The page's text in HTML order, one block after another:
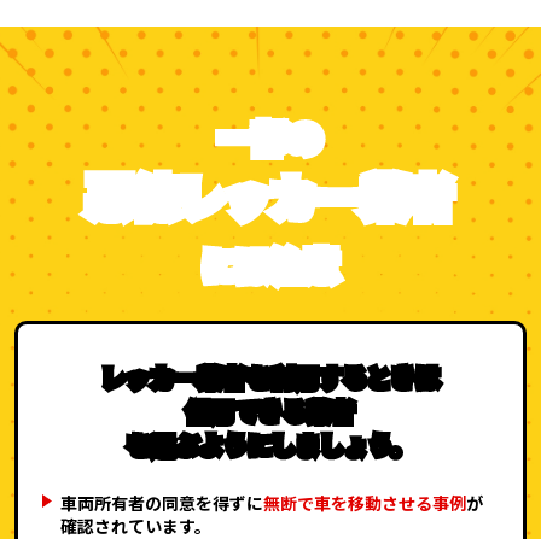
一部の
悪徳レッカー業者
には注意
レッカー業者を利用するときは
信用できる業者
を選ぶようにしましょう。
車両所有者の同意を得ずに無断で車を移動させる事例が
確認されています。